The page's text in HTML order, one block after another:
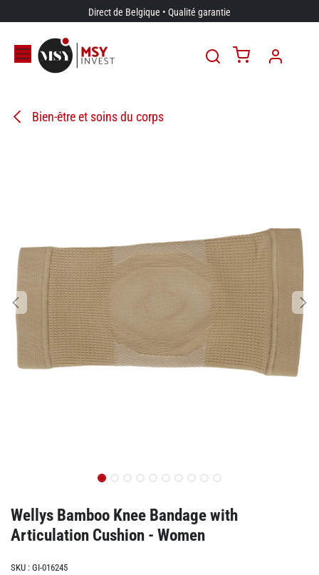
Se rendre au contenuDirect de Belgique • Qualité garantie
Bien-être et soins du corps
Wellys Bamboo Knee Bandage with
Articulation Cushion - Women
SKU : GI-016245